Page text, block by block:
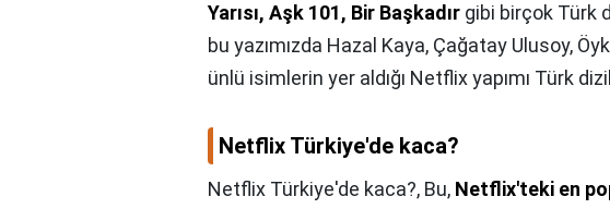
Yarısı, Aşk 101, Bir Başkadır gibi birçok Türk
bu yazımızda Hazal Kaya, Çağatay Ulusoy,
ünlü isimlerin yer aldığı Netflix yapımı Türk
Netflix Türkiye'de kaca?
Netflix Türkiye'de kaca?, Bu, Netflix'teki en